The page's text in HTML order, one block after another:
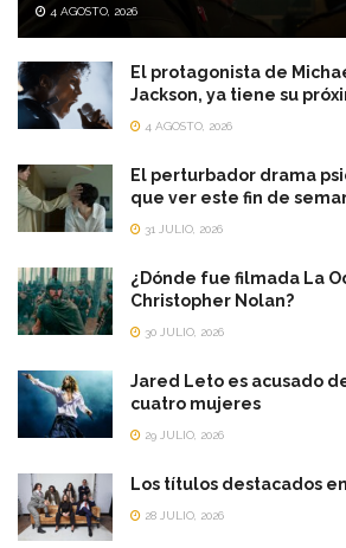
4 AGOSTO, 2026
El protagonista de
Jackson, ya tiene su
4 AGOSTO, 2026
El perturbador drama
que ver este fin de
31 JULIO, 2026
¿Dónde fue filmada La
Christopher Nolan?
30 JULIO, 2026
Jared Leto es acusado
cuatro mujeres
29 JULIO, 2026
Los títulos destacados
28 JULIO, 2026